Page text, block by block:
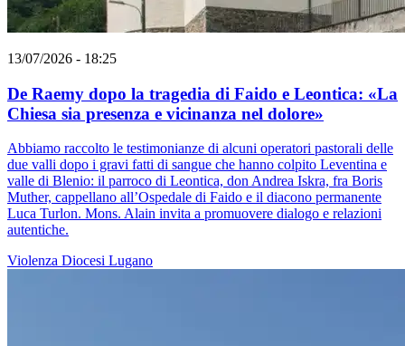
13/07/2026 - 18:25
De Raemy dopo la tragedia di Faido e Leontica: «La
Chiesa sia presenza e vicinanza nel dolore»
Abbiamo raccolto le testimonianze di alcuni operatori pastorali delle
due valli dopo i gravi fatti di sangue che hanno colpito Leventina e
valle di Blenio: il parroco di Leontica, don Andrea Iskra, fra Boris
Muther, cappellano all’Ospedale di Faido e il diacono permanente
Luca Turlon. Mons. Alain invita a promuovere dialogo e relazioni
autentiche.
Violenza Diocesi Lugano